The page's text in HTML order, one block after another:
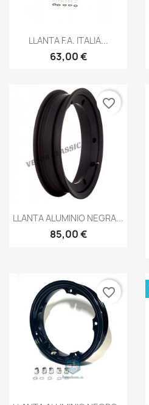
Vista rápida
LLANTA F.A. ITALIA...
63,00 €
Vista rápida
LLANTA ALUMINIO NEGRA...
85,00 €
favorite_border
favorite_border